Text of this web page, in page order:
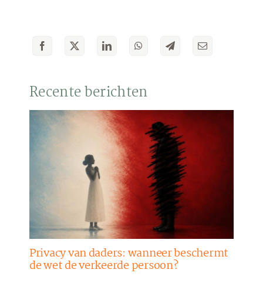
Recente berichten
Privacy van daders: wanneer beschermt
de wet de verkeerde persoon?